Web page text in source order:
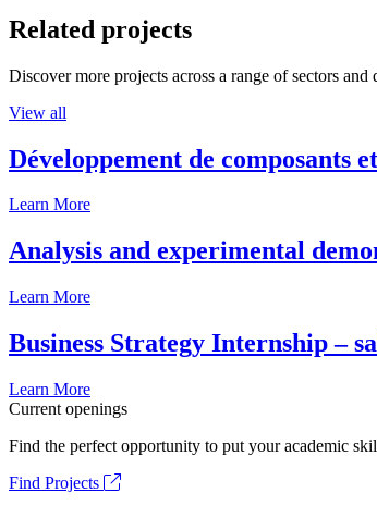
Related projects
Discover more projects across a range of sectors
View all
Développement de composants
Learn More
Analysis and experimental
Learn More
Business Strategy Internship –
Learn More
Current openings
Find the perfect opportunity to put your academic
Find Projects